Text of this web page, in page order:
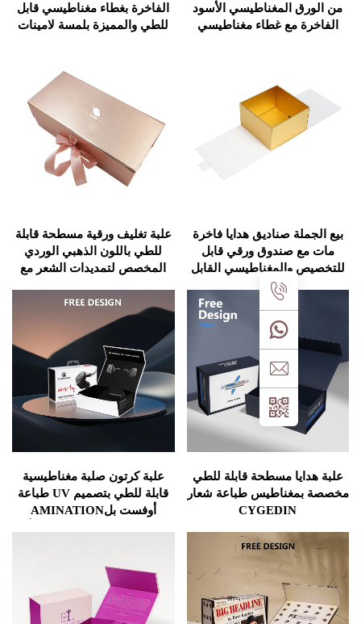
المغناطيسي الأسود
مع غطاء مغناطيسي
الفاخرة بغطاء مغناطيسي قابل
للطي والمميزة بلمسة لامينات
صناديق هدايا فاخرة
صندوق ورقي قابل
والمغناطيسي القابل
الذهبي المقاوم
علبة تغليف ورقية مسطحة قابلة
للطي باللون الذهبي الوردي
المخصص لتمديدات الشعر مع
مسطحة قابلة للطي
طباعة شعار
علبة كرتون صلبة مغناطيسية
قابلة للطي بتصميم UV طباعة
أوفست بلAMINATION